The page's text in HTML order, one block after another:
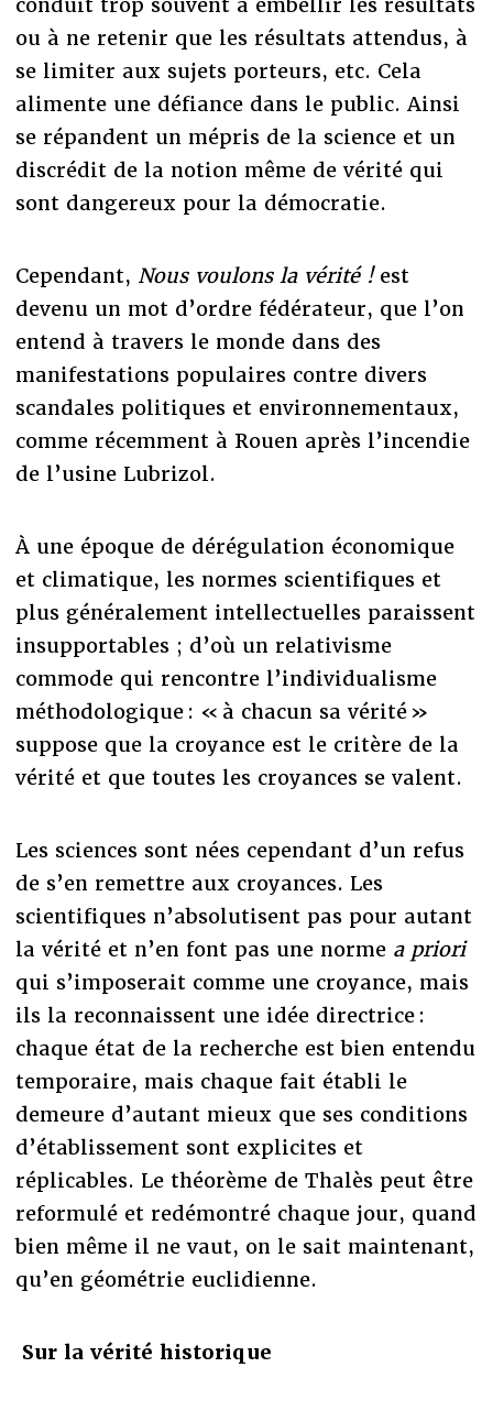
conduit trop souvent à embellir les résultats
ou à ne retenir que les résultats attendus, à
se limiter aux sujets porteurs, etc. Cela
alimente une défiance dans le public. Ainsi
se répandent un mépris de la science et un
discrédit de la notion même de vérité qui
sont dangereux pour la démocratie.
Cependant, Nous voulons la vérité !est
devenu un mot d’ordre fédérateur, que l’on
entend à travers le monde dans des
manifestations populaires contre divers
scandales politiques et environnementaux,
comme récemment à Rouen après l’incendie
de l’usine Lubrizol.
À une époque de dérégulation économique
et climatique, les normes scientifiques et
plus généralement intellectuelles paraissent
insupportables ; d’où un relativisme
commode qui rencontre l’individualisme
méthodologique : « à chacun sa vérité »
suppose que la croyance est le critère de la
vérité et que toutes les croyances se valent.
Les sciences sont nées cependant d’un refus
de s’en remettre aux croyances. Les
scientifiques n’absolutisent pas pour autant
la vérité et n’en font pas une norme a priori
qui s’imposerait comme une croyance, mais
ils la reconnaissent une idée directrice :
chaque état de la recherche est bien entendu
temporaire, mais chaque fait établi le
demeure d’autant mieux que ses conditions
d’établissement sont explicites et
réplicables. Le théorème de Thalès peut être
reformulé et redémontré chaque jour, quand
bien même il ne vaut, on le sait maintenant,
qu’en géométrie euclidienne.
Sur la vérité historique